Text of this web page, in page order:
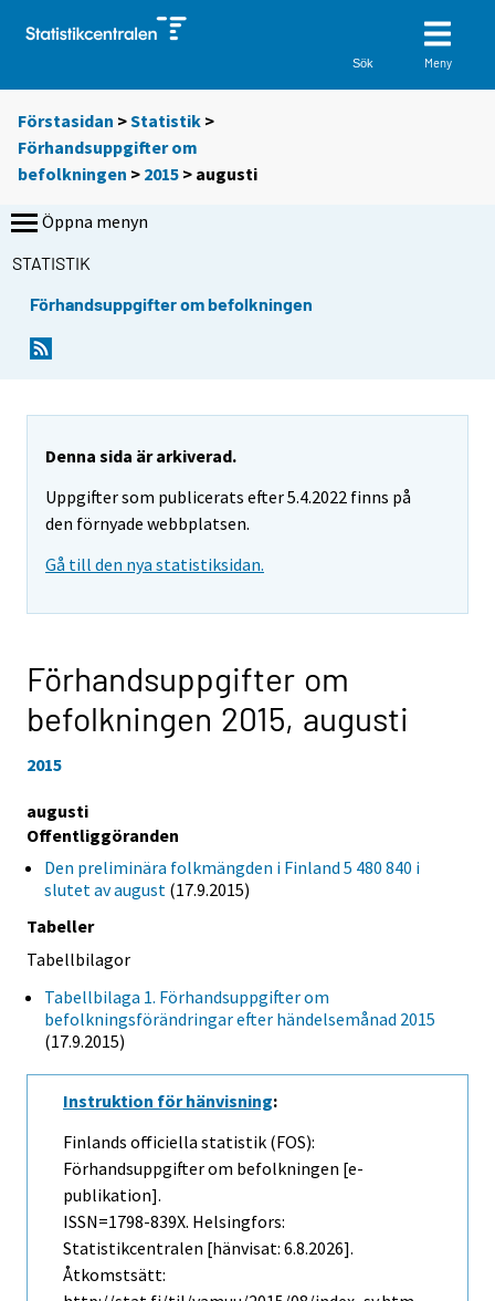
Sök Meny
Förstasidan >Statistik >
Förhandsuppgifter om
befolkningen > 2015 > augusti
Öppna menyn
STATISTIK
Förhandsuppgifter om befolkningen
Denna sida är arkiverad.
Uppgifter som publicerats efter 5.4.2022 finns på
den förnyade webbplatsen.
Gå till den nya statistiksidan.
Förhandsuppgifter om
befolkningen 2015, augusti
2015
augusti
Offentliggöranden
Den preliminära folkmängden i Finland 5 480 840 i
slutet av august (17.9.2015)
Tabeller
Tabellbilagor
Tabellbilaga 1. Förhandsuppgifter om
befolkningsförändringar efter händelsemånad 2015
(17.9.2015)
Instruktion för hänvisning:
Finlands officiella statistik (FOS):
Förhandsuppgifter om befolkningen [e-
publikation].
ISSN=1798-839X. Helsingfors:
Statistikcentralen [hänvisat: 6.8.2026].
Åtkomstsätt: